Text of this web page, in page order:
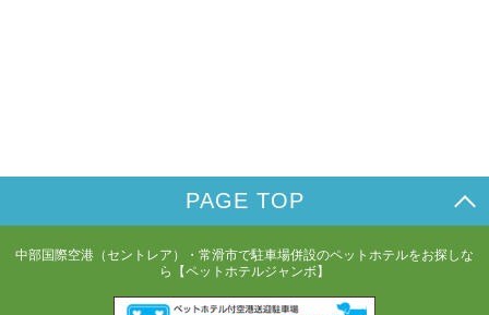
PAGE TOP
中部国際空港（セントレア）・常滑市で駐車場併設のペットホテルをお探しな
ら【ペットホテルジャンボ】